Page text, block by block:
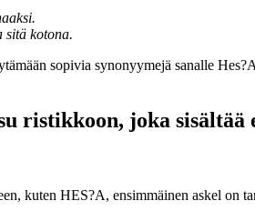
sitä kotona.
sopivia synonyymejä sanalle
ristikkoon, joka
kuten HES?A, ensimmäinen askel on